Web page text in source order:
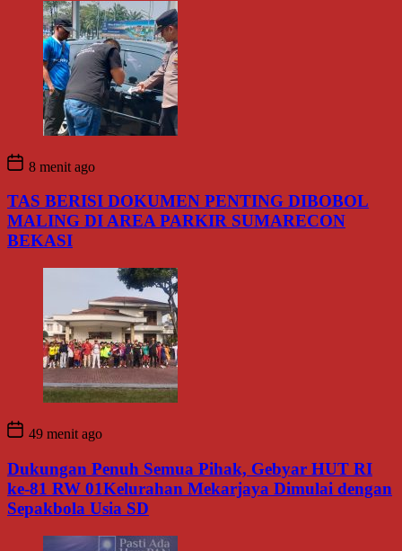
8 menit ago
TAS BERISI DOKUMEN PENTING DIBOBOL
MALING DI AREA PARKIR SUMARECON
BEKASI
49 menit ago
Dukungan Penuh Semua Pihak, Gebyar HUT RI
ke-81 RW 01Kelurahan Mekarjaya Dimulai dengan
Sepakbola Usia SD